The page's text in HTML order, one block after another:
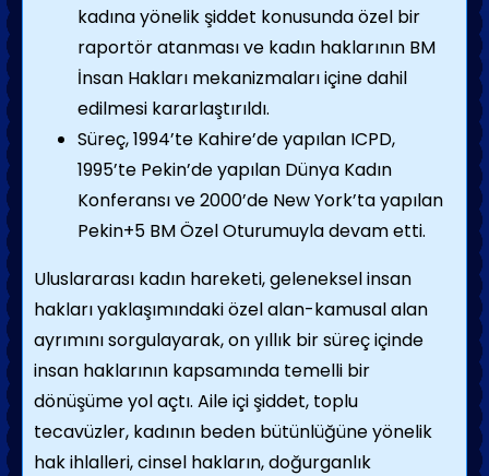
kadına yönelik şiddet konusunda özel bir
raportör atanması ve kadın haklarının BM
İnsan Hakları mekanizmaları içine dahil
edilmesi kararlaştırıldı.
Süreç, 1994’te Kahire’de yapılan ICPD,
1995’te Pekin’de yapılan Dünya Kadın
Konferansı ve 2000’de New York’ta yapılan
Pekin+5 BM Özel Oturumuyla devam etti.
Uluslararası kadın hareketi, geleneksel insan
hakları yaklaşımındaki özel alan-kamusal alan
ayrımını sorgulayarak, on yıllık bir süreç içinde
insan haklarının kapsamında temelli bir
dönüşüme yol açtı. Aile içi şiddet, toplu
tecavüzler, kadının beden bütünlüğüne yönelik
hak ihlalleri, cinsel hakların, doğurganlık